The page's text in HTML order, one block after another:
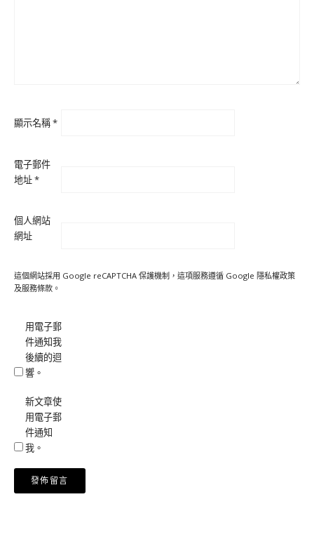
顯示名稱*
電子郵件
地址*
個人網站
網址
這個網站採用 Google reCAPTCHA 保護機制，這項服務遵循 Google 隱私權政策
及服務條款 。
用電子郵
件通知我
後續的迴
響。
新文章使
用電子郵
件通知
我。